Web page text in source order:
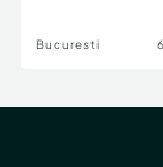
Bucuresti